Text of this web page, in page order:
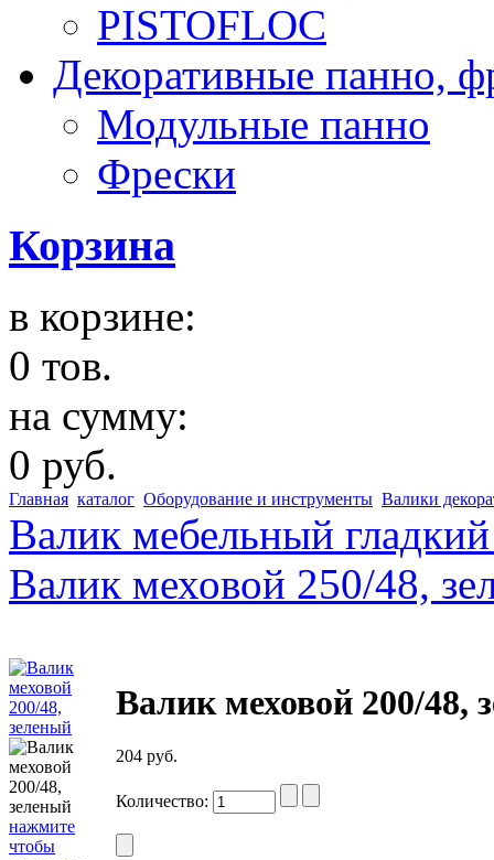
PISTOFLOC
Декоративные панно,
Модульные панно
Фрески
Корзина
в корзине:
0 тов.
на сумму:
0 руб.
Главная каталог Оборудование и инструменты Валики
Валик мебельный
Валик меховой 250/48,
нажмите
чтобы
Валик меховой 200/48,
204 руб.
Количество: